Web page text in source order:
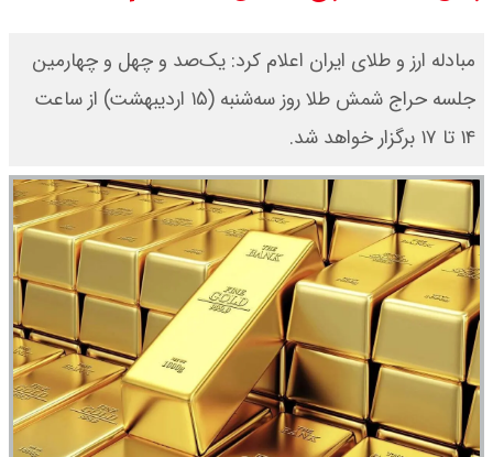
درصد افزایش می دهند
رهبر انقلاب با مسعود پزشکیان دیدار
کرد / درباره مشکلات کشور و تعامل
اقتصادی با طرفهای خارجی گفتگو شد
مبادله ارز و طلای ایران اعلام کرد: یک‌صد و چهل و چهارمین
جلسه حراج شمش طلا روز سه‌شنبه (۱۵ اردیبهشت) از ساعت
۱۴ تا ۱۷ برگزار خواهد شد.